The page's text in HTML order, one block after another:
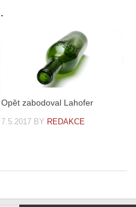
Opět zabodoval Lahofer
7.5.2017 BY REDAKCE